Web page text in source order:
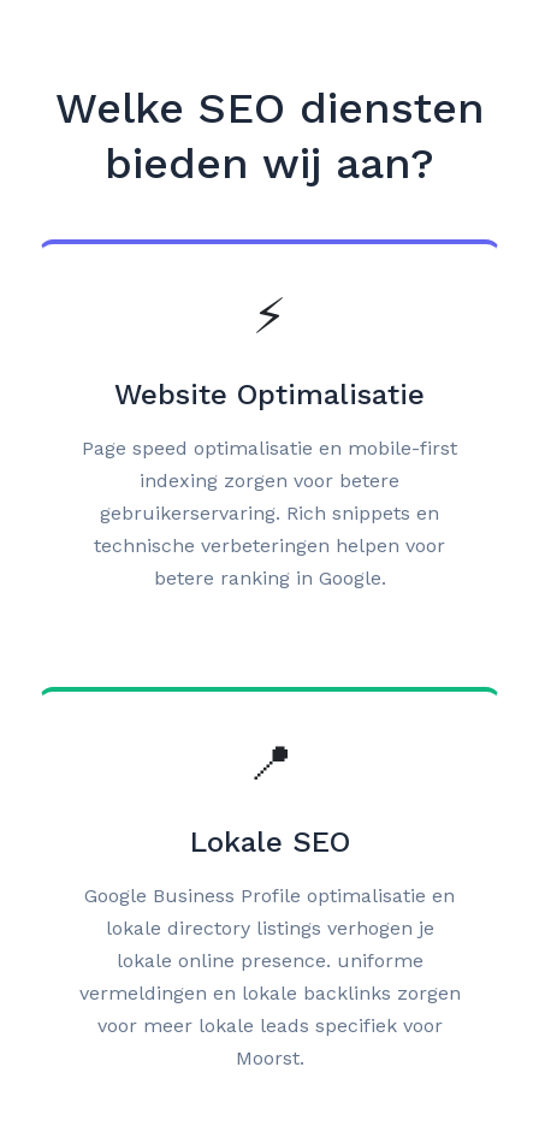
Welke SEO diensten
bieden wij aan?
⚡
Website Optimalisatie
Page speed optimalisatie en mobile-first
indexing zorgen voor betere
gebruikerservaring. Rich snippets en
technische verbeteringen helpen voor
betere ranking in Google.
📍
Lokale SEO
Google Business Profile optimalisatie en
lokale directory listings verhogen je
lokale online presence. uniforme
vermeldingen en lokale backlinks zorgen
voor meer lokale leads specifiek voor
Moorst.